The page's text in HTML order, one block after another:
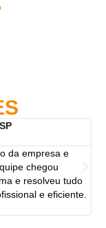
da empresa e
chegou
e resolveu tudo
e eficiente.